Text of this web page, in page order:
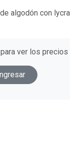
algodón con
ver los